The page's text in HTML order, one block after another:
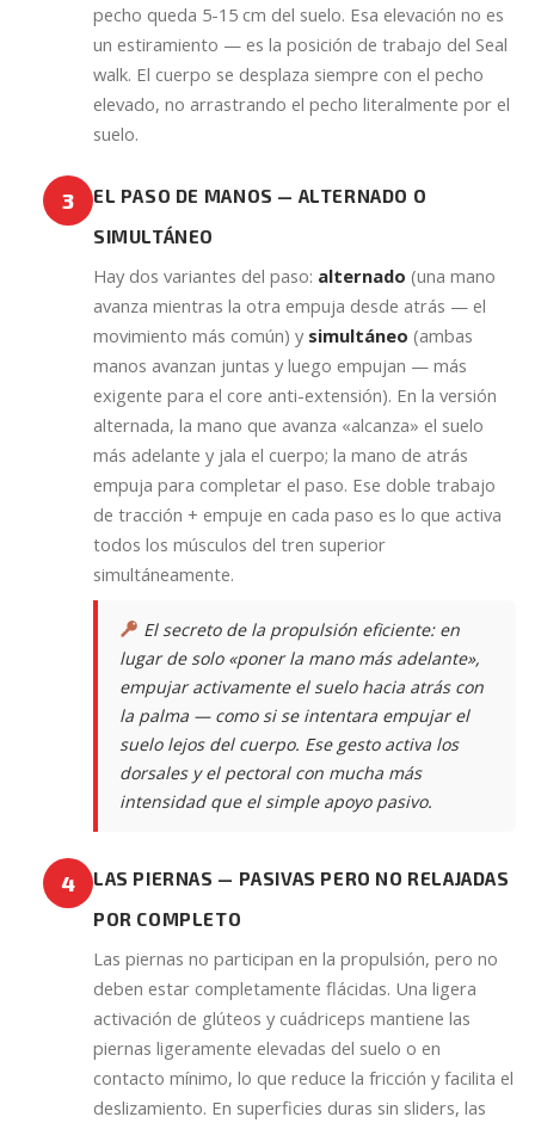
pecho queda 5-15 cm del suelo. Esa elevación no es
un estiramiento — es la posición de trabajo del Seal
walk. El cuerpo se desplaza siempre con el pecho
elevado, no arrastrando el pecho literalmente por el
suelo.
3
EL PASO DE MANOS — ALTERNADO O
SIMULTÁNEO
Hay dos variantes del paso: alternado (una mano
avanza mientras la otra empuja desde atrás — el
movimiento más común) y simultáneo (ambas
manos avanzan juntas y luego empujan — más
exigente para el core anti-extensión). En la versión
alternada, la mano que avanza «alcanza» el suelo
más adelante y jala el cuerpo; la mano de atrás
empuja para completar el paso. Ese doble trabajo
de tracción + empuje en cada paso es lo que activa
todos los músculos del tren superior
simultáneamente.
El secreto de la propulsión eficiente: en
lugar de solo «poner la mano más adelante»,
empujar activamente el suelo hacia atrás con
la palma — como si se intentara empujar el
suelo lejos del cuerpo. Ese gesto activa los
dorsales y el pectoral con mucha más
intensidad que el simple apoyo pasivo.
4
LAS PIERNAS — PASIVAS PERO NO RELAJADAS
POR COMPLETO
Las piernas no participan en la propulsión, pero no
deben estar completamente flácidas. Una ligera
activación de glúteos y cuádriceps mantiene las
piernas ligeramente elevadas del suelo o en
contacto mínimo, lo que reduce la fricción y facilita el
deslizamiento. En superficies duras sin sliders, las